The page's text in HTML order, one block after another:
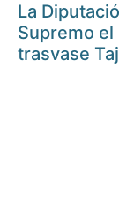
La
Supremo
trasvase